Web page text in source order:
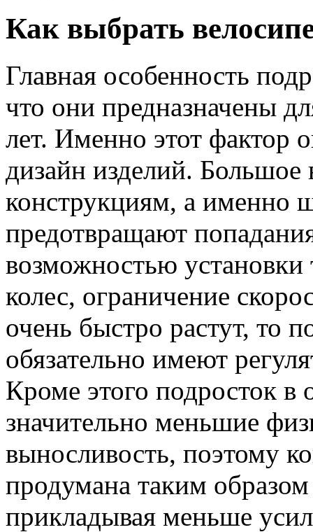
Как выбрать
Главная особенность
что они предназначены
лет. Именно этот фактор
дизайн изделий.
конструкциям, а именно
предотвращают
возможностью
колес, ограничение
очень быстро растут, то
обязательно имеют
Кроме этого подросток в
значительно меньшие
выносливость, поэтому
продумана таким
прикладывая меньше